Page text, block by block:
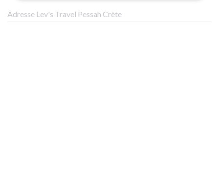
Adresse Lev's Travel Pessah Crète